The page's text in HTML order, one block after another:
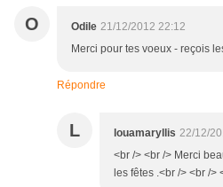
O Odile 21/12/2012 22:12
Merci pour tes voeux - reçois
Répondre
L louamaryllis 22/12/
<br /> <br /> Merci
les fêtes .<br /> <br />